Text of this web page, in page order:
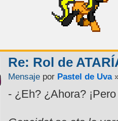
Re: Rol de
Mensaje por Pastel de Uva
- ¿Eh? ¿Ahora?